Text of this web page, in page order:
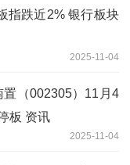
指跌近2% 银行板块
2025-11-04
置（002305）11月4
板 资讯
2025-11-04